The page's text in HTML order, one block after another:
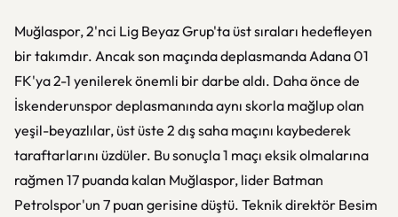
Muğlaspor, 2'nci Lig Beyaz Grup'ta üst sıraları hedefleyen
bir takımdır. Ancak son maçında deplasmanda Adana 01
FK'ya 2-1 yenilerek önemli bir darbe aldı. Daha önce de
İskenderunspor deplasmanında aynı skorla mağlup olan
yeşil-beyazlılar, üst üste 2 dış saha maçını kaybederek
taraftarlarını üzdüler. Bu sonuçla 1 maçı eksik olmalarına
rağmen 17 puanda kalan Muğlaspor, lider Batman
Petrolspor'un 7 puan gerisine düştü. Teknik direktör Besim